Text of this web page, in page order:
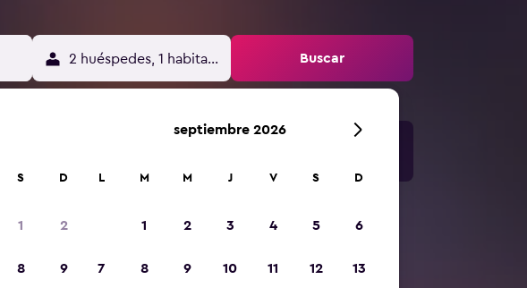
2 huéspedes, 1 habitación Buscar
S D
1 2
8 9
septiembre 2026
L M M J V S D
1 2 3 4 5 6
7 8 9 10 11 12 13